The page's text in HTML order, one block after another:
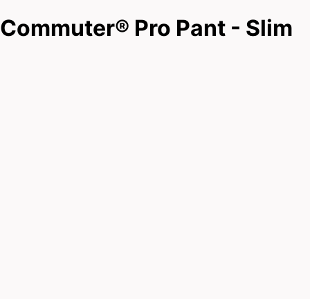
Commuter® Pro Pant - Slim